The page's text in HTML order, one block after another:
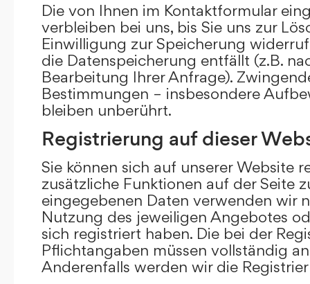
Die von Ihnen im Kontaktformular
verbleiben bei uns, bis Sie uns zur
Einwilligung zur Speicherung
die Datenspeicherung entfällt (z.B.
Bearbeitung Ihrer Anfrage).
Bestimmungen – insbesondere
bleiben unberührt.
Registrierung auf dieser
Sie können sich auf unserer Website
zusätzliche Funktionen auf der Seite
eingegebenen Daten verwenden wir
Nutzung des jeweiligen Angebotes
sich registriert haben. Die bei der
Pflichtangaben müssen vollständig
Anderenfalls werden wir die